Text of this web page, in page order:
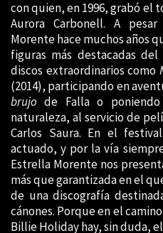
con quien, en 1996, grabó el
Aurora Carbonell. A
Morente hace muchos años
figuras más destacadas
discos extraordinarios como
(2014), participando en
brujode Falla o
naturaleza, al servicio de
Carlos Saura. En el
actuado, y por la vía
Estrella Morente nos
más que garantizada en el
de una discografía
cánones. Porque en el
Billie Holiday hay, sin duda, el